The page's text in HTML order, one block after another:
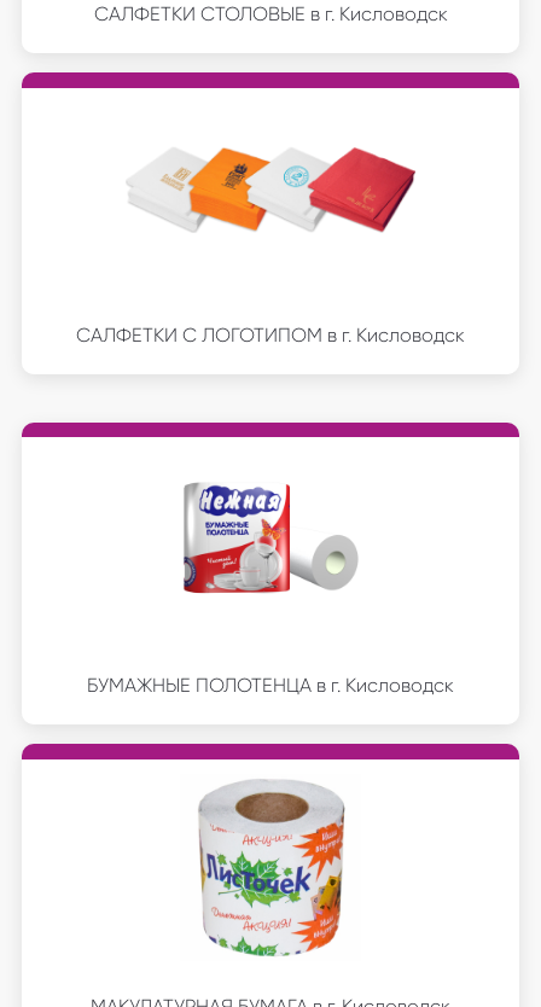
САЛФЕТКИ СТОЛОВЫЕ в г. Кисловодск
САЛФЕТКИ С ЛОГОТИПОМ в г. Кисловодск
БУМАЖНЫЕ ПОЛОТЕНЦА в г. Кисловодск